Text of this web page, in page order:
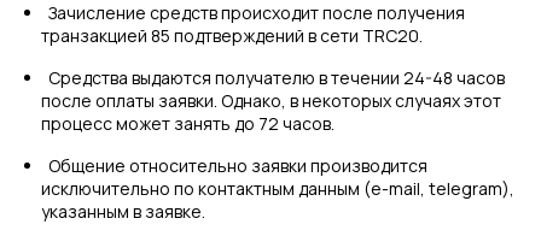
Зачисление средств происходит после получения
транзакцией 85 подтверждений в сети TRC20.
Средства выдаются получателю в течении 24-48 часов
после оплаты заявки. Однако, в некоторых случаях этот
процесс может занять до 72 часов.
Общение относительно заявки производится
исключительно по контактным данным (e-mail, telegram),
указанным в заявке.